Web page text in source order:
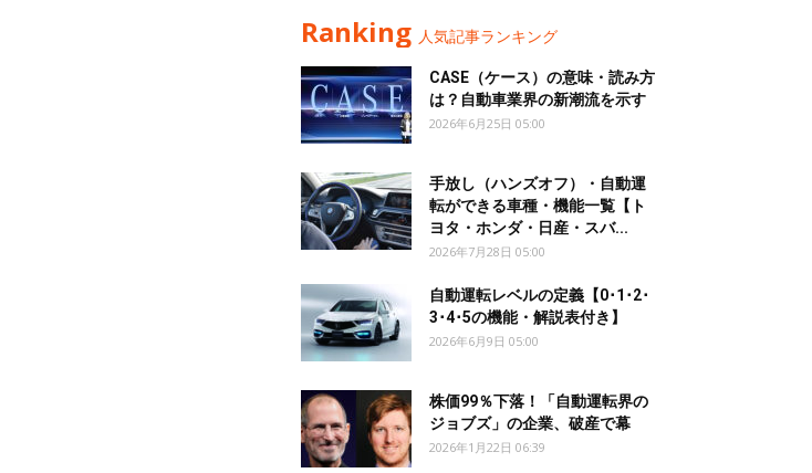
Ranking 人気記事ランキング
CASE（ケース）の意味・読み方
は？自動車業界の新潮流を示す
2026年6月25日 05:00
手放し（ハンズオフ）・自動運
転ができる車種・機能一覧【ト
ヨタ・ホンダ・日産・スバ...
2026年7月28日 05:00
自動運転レベルの定義【0･1･2･
3･4･5の機能・解説表付き】
2026年6月9日 05:00
株価99％下落！「自動運転界の
ジョブズ」の企業、破産で幕
2026年1月22日 06:39